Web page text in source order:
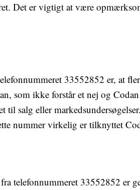
Det er vigtigt at være
33552852 er, at
som ikke forstår et nej og
til salg eller
nummer virkelig er tilknyttet
telefonnummeret 33552852 er